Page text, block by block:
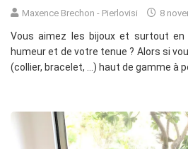
Maxence Brechon - Pierlovisi 8
Vous aimez les bijoux et surtout
humeur et de votre tenue ? Alors si
(collier, bracelet, …) haut de gamme à